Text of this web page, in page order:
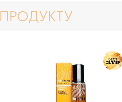
ПРОДУКТУ